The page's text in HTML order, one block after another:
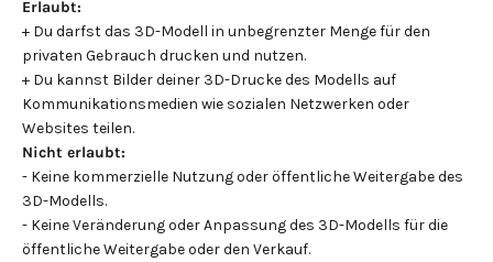
Erlaubt:
+ Du darfst das 3D-Modell in unbegrenzter Menge für den
privaten Gebrauch drucken und nutzen.
+ Du kannst Bilder deiner 3D-Drucke des Modells auf
Kommunikationsmedien wie sozialen Netzwerken oder
Websites teilen.
Nicht erlaubt:
- Keine kommerzielle Nutzung oder öffentliche Weitergabe des
3D-Modells.
- Keine Veränderung oder Anpassung des 3D-Modells für die
öffentliche Weitergabe oder den Verkauf.